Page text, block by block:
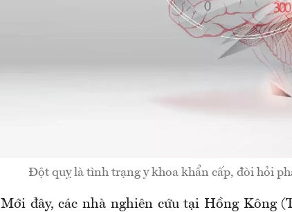
Đột quỵ là tình trạng y khoa khẩn cấp, đòi hỏi
Mới đây, các nhà nghiên cứu tại Hồng Kông